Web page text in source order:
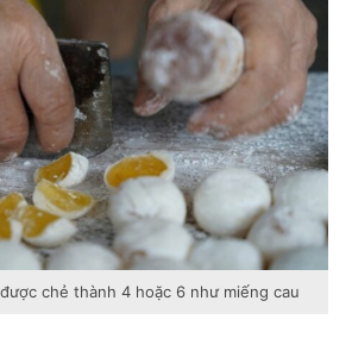
chẻ thành 4 hoặc 6 như miếng cau